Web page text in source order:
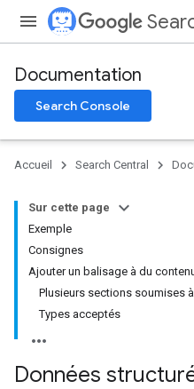
Documentation
Search Console
Accueil Search Central
Sur cette page
Exemple
Consignes
Ajouter un balisage à du
Plusieurs sections soumises à
Types acceptés
Données